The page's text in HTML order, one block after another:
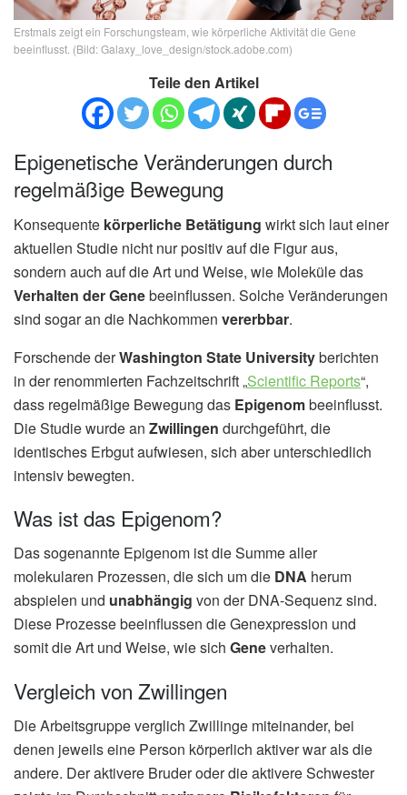
Erstmals zeigt ein Forschungsteam, wie körperliche Aktivität die Gene
beeinflusst. (Bild: Galaxy_love_design/stock.adobe.com)
Teile den Artikel
Epigenetische Veränderungen durch
regelmäßige Bewegung
Konsequente körperliche Betätigung wirkt sich laut einer
aktuellen Studie nicht nur positiv auf die Figur aus,
sondern auch auf die Art und Weise, wie Moleküle das
Verhalten der Genebeeinflussen. Solche Veränderungen
sind sogar an die Nachkommen vererbbar.
Forschende derWashington State Universityberichten
in der renommierten Fachzeitschrift „Scientific Reports“,
dass regelmäßige Bewegung das Epigenombeeinflusst.
Die Studie wurde an Zwillingen durchgeführt, die
identisches Erbgut aufwiesen, sich aber unterschiedlich
intensiv bewegten.
Was ist das Epigenom?
Das sogenannte Epigenom ist die Summe aller
molekularen Prozessen, die sich um die DNA herum
abspielen und unabhängig von der DNA-Sequenz sind.
Diese Prozesse beeinflussen die Genexpression und
somit die Art und Weise, wie sich Geneverhalten.
Vergleich von Zwillingen
Die Arbeitsgruppe verglich Zwillinge miteinander, bei
denen jeweils eine Person körperlich aktiver war als die
andere. Der aktivere Bruder oder die aktivere Schwester